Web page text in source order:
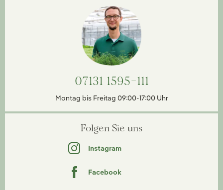
07131 1595-111
Montag bis Freitag 09:00-17:00 Uhr
Folgen Sie uns
Instagram
Facebook